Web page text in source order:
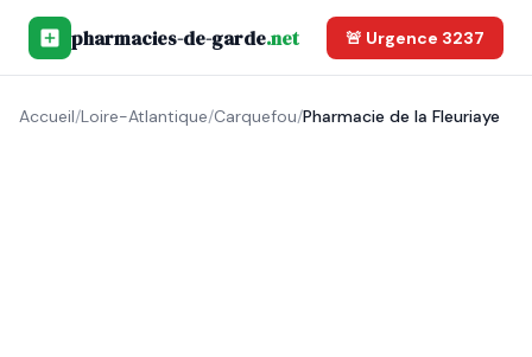
pharmacies-de-garde.net 🚨 Urgence 3237
Accueil/Loire-Atlantique/Carquefou/Pharmacie de la Fleuriaye